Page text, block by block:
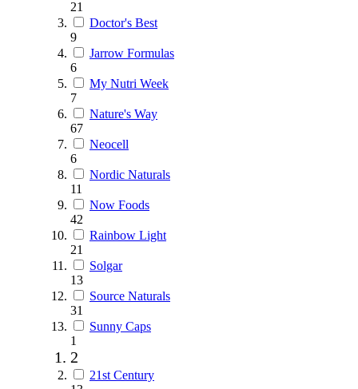
21
Doctor's Best
9
Jarrow Formulas
6
My Nutri Week
7
Nature's Way
67
Neocell
6
Nordic Naturals
11
Now Foods
42
Rainbow Light
21
Solgar
13
Source Naturals
31
Sunny Caps
1
2
21st Century